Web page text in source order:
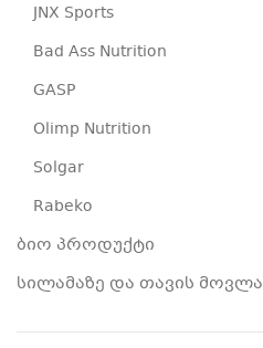
JNX Sports
Bad Ass Nutrition
GASP
Olimp Nutrition
Solgar
Rabeko
ბიო პროდუქტი
სილამაზე და თავის მოვლა